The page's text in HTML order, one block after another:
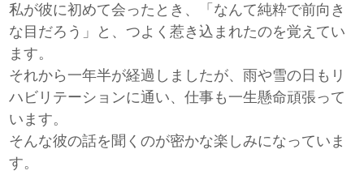
私が彼に初めて会ったとき、「なんて純粋で前向き
な目だろう」と、つよく惹き込まれたのを覚えてい
ます。
それから一年半が経過しましたが、雨や雪の日もリ
ハビリテーションに通い、仕事も一生懸命頑張って
います。
そんな彼の話を聞くのが密かな楽しみになっていま
す。